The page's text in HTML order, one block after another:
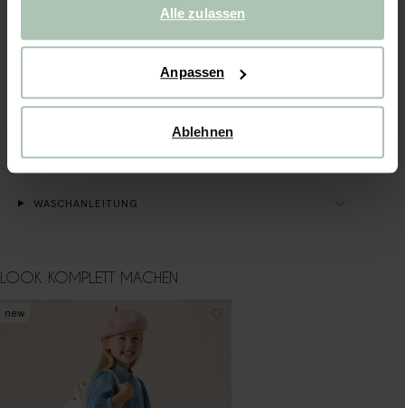
Alle zulassen
Anpassen
Ablehnen
Linien-Modell und einen kurzen Schnitt. Die Blumenstickerei
Material: 100% Baumwolle.
PRODUKTDETAILS
WASCHANLEITUNG
LOOK KOMPLETT MACHEN
new